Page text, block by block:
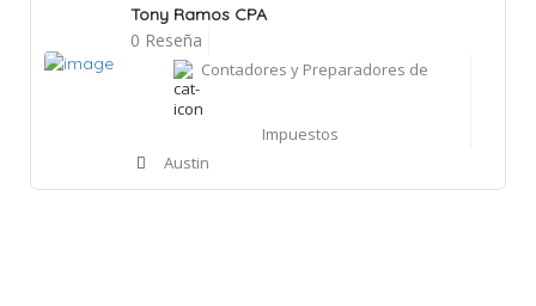
Tony Ramos CPA
0 Reseña
Contadores y Preparadores de
Impuestos
Austin